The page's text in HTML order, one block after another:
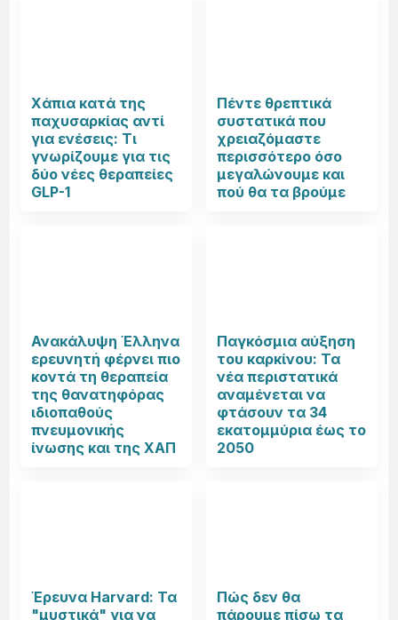
Χάπια κατά της
παχυσαρκίας αντί
για ενέσεις: Τι
γνωρίζουμε για τις
δύο νέες θεραπείες
GLP-1
Πέντε θρεπτικά
συστατικά που
χρειαζόμαστε
περισσότερο όσο
μεγαλώνουμε και
πού θα τα βρούμε
Ανακάλυψη Έλληνα
ερευνητή φέρνει πιο
κοντά τη θεραπεία
της θανατηφόρας
ιδιοπαθούς
πνευμονικής
ίνωσης και της ΧΑΠ
Παγκόσμια αύξηση
του καρκίνου: Τα
νέα περιστατικά
αναμένεται να
φτάσουν τα 34
εκατομμύρια έως το
2050
Έρευνα Harvard: Τα
"μυστικά" για να
Πώς δεν θα
πάρουμε πίσω τα